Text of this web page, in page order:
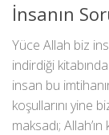
İnsanın
Yüce Allah biz
indirdiği
insan bu
koşullarını yine
maksadı;